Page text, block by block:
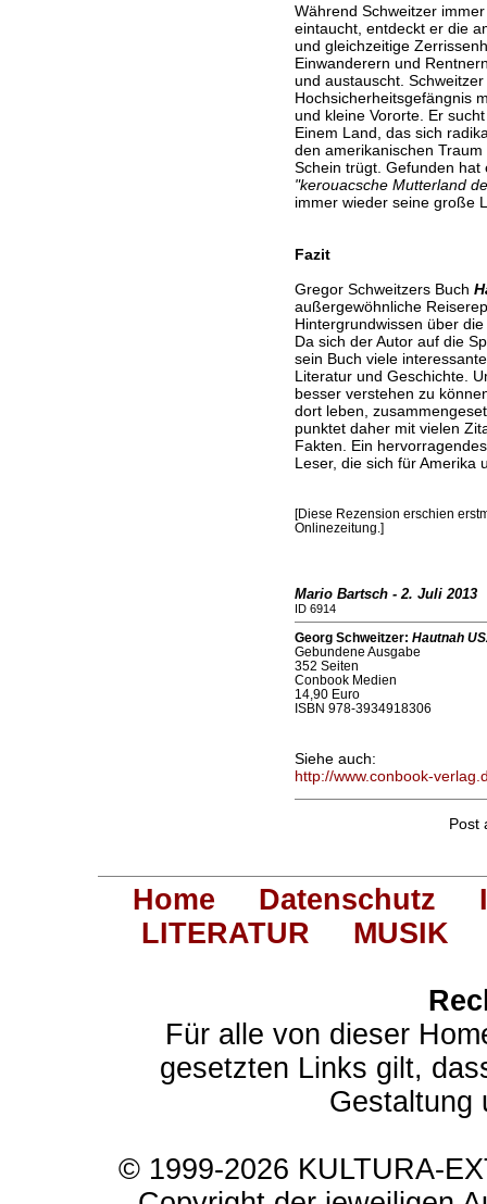
Während Schweitzer
eintaucht, entdeckt er die
und gleichzeitige
Einwanderern und
und austauscht.
Hochsicherheitsgefängnis
und kleine Vororte. Er
Einem Land, das sich
den amerikanischen
Schein trügt. Gefunden hat
"kerouacsche Mutterland
immer wieder seine große
Fazit
Gregor Schweitzers Buch
außergewöhnliche
Hintergrundwissen über
Da sich der Autor auf die
sein Buch viele
Literatur und Geschichte.
besser verstehen zu
dort leben,
punktet daher mit vielen
Fakten. Ein
Leser, die sich für Amerika
[Diese Rezension erschien
Onlinezeitung.]
Mario Bartsch - 2. Juli 2013
ID 6914
Georg Schweitzer: Hautnah
Gebundene Ausgabe
352 Seiten
Conbook Medien
14,90 Euro
ISBN 978-3934918306
Siehe auch:
http://www.conbook-
Post
Home Datenschutz
LITERATUR
MUSIK
Für alle von dieser
gesetzten Links gilt,
Gestaltung
© 1999-2026 KULTURA-